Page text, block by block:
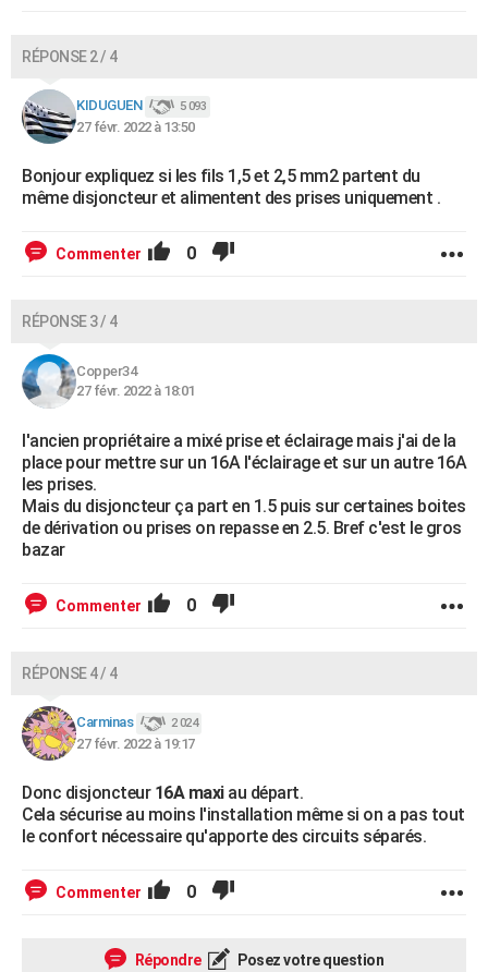
RÉPONSE 2 / 4
KIDUGUEN 5 093
27 févr. 2022 à 13:50
Bonjour expliquez si les fils 1,5 et 2,5 mm2 partent du
même disjoncteur et alimentent des prises uniquement .
Commenter 0
RÉPONSE 3 / 4
Copper34
27 févr. 2022 à 18:01
l'ancien propriétaire a mixé prise et éclairage mais j'ai de la
place pour mettre sur un 16A l'éclairage et sur un autre 16A
les prises.
Mais du disjoncteur ça part en 1.5 puis sur certaines boites
de dérivation ou prises on repasse en 2.5. Bref c'est le gros
bazar
Commenter 0
RÉPONSE 4 / 4
Carminas 2 024
27 févr. 2022 à 19:17
Donc disjoncteur 16A maxiau départ.
Cela sécurise au moins l'installation même si on a pas tout
le confort nécessaire qu'apporte des circuits séparés.
Commenter 0
Répondre Posez votre question